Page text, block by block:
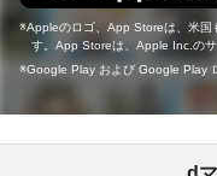
Appleのロゴ、App Storeは、米国
す。App Storeは、Apple Inc.のサ
Google Play および Google Play